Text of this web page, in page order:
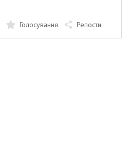
Голосування Репости